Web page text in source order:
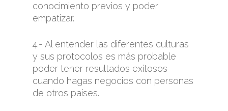
conocimiento previos y poder
empatizar.
4.- Al entender las diferentes culturas
y sus protocolos es más probable
poder tener resultados exitosos
cuando hagas negocios con personas
de otros países.